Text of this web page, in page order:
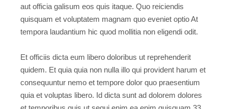
aut officia galisum eos quis itaque. Quo reiciendis
quisquam et voluptatem magnam quo eveniet optio At
tempora laudantium hic quod mollitia non eligendi odit.
Et officiis dicta eum libero doloribus ut reprehenderit
quidem. Et quia quia non nulla illo qui provident harum et
consequuntur nemo et tempore dolor quo praesentium
quia et voluptas libero. Id dicta sunt ad dolorem dolores